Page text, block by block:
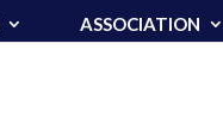
ASSOCIATION